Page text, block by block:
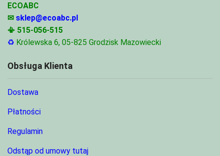
ECOABC
✉ sklep@ecoabc.pl
📳 515-056-515
♻ Królewska 6, 05-825 Grodzisk Mazowiecki
Obsługa Klienta
Dostawa
Płatności
Regulamin
Odstąp od umowy tutaj